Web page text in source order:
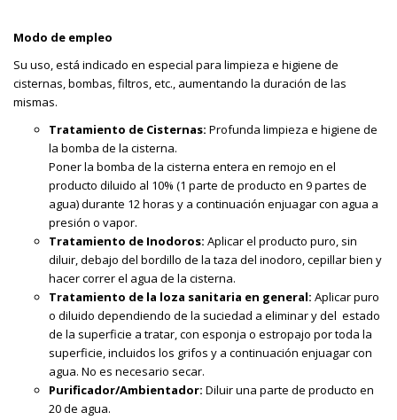
Modo de empleo
Su uso, está indicado en especial para limpieza e higiene de
cisternas, bombas, filtros, etc., aumentando la duración de las
mismas.
Tratamiento de Cisternas: Profunda limpieza e higiene de
la bomba de la cisterna.
Poner la bomba de la cisterna entera en remojo en el
producto diluido al 10% (1 parte de producto en 9 partes de
agua) durante 12 horas y a continuación enjuagar con agua a
presión o vapor.
Tratamiento de Inodoros: Aplicar el producto puro, sin
diluir, debajo del bordillo de la taza del inodoro, cepillar bien y
hacer correr el agua de la cisterna.
Tratamiento de la loza sanitaria en general: Aplicar puro
o diluido dependiendo de la suciedad a eliminar y del estado
de la superficie a tratar, con esponja o estropajo por toda la
superficie, incluidos los grifos y a continuación enjuagar con
agua. No es necesario secar.
Purificador/Ambientador: Diluir una parte de producto en
20 de agua.